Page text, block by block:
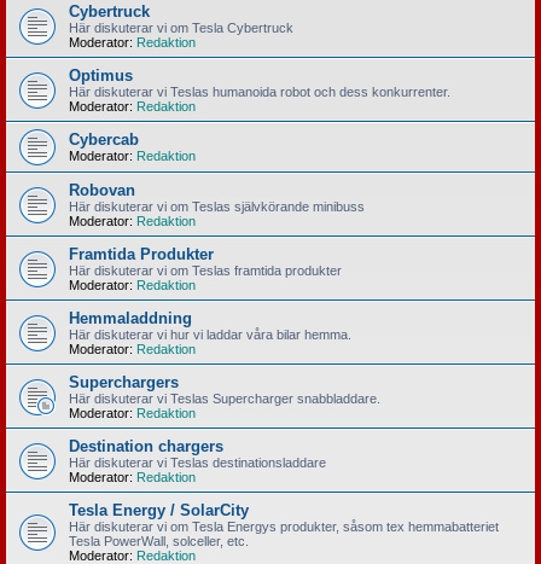
Cybertruck
Här diskuterar vi om Tesla Cybertruck
Moderator: Redaktion
Optimus
Här diskuterar vi Teslas humanoida robot och dess konkurrenter.
Moderator: Redaktion
Cybercab
Moderator: Redaktion
Robovan
Här diskuterar vi om Teslas självkörande minibuss
Moderator: Redaktion
Framtida Produkter
Här diskuterar vi om Teslas framtida produkter
Moderator: Redaktion
Hemmaladdning
Här diskuterar vi hur vi laddar våra bilar hemma.
Moderator: Redaktion
Superchargers
Här diskuterar vi Teslas Supercharger snabbladdare.
Moderator: Redaktion
Destination chargers
Här diskuterar vi Teslas destinationsladdare
Moderator: Redaktion
Tesla Energy / SolarCity
Här diskuterar vi om Tesla Energys produkter, såsom tex hemmabatteriet
Tesla PowerWall, solceller, etc.
Moderator: Redaktion